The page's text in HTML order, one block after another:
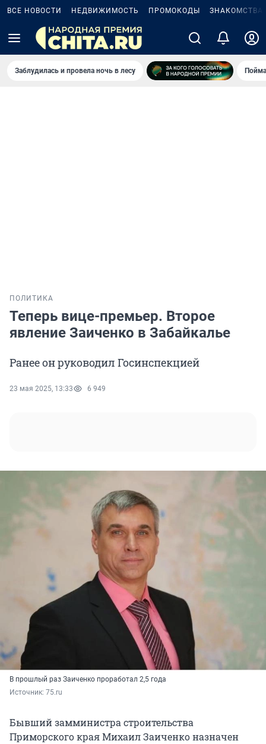
ВСЕ НОВОСТИ НЕДВИЖИМОСТЬ ПРОМОКОДЫ ЗНАКОМСТВА
Заблудилась и провела ночь в лесу
ПОЛИТИКА
Теперь вице-премьер. Второе
явление Заиченко в Забайкалье
Ранее он руководил Госинспекцией
23 мая 2025, 13:33 6 949
В прошлый раз Заиченко проработал 2,5 года
Источник: 75.ru
Бывший замминистра строительства
Приморского края Михаил Заиченко назначен